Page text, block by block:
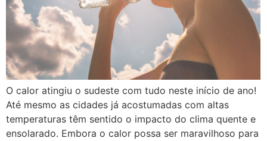
O calor atingiu o sudeste com tudo neste início de ano!
Até mesmo as cidades já acostumadas com altas
temperaturas têm sentido o impacto do clima quente e
ensolarado. Embora o calor possa ser maravilhoso para